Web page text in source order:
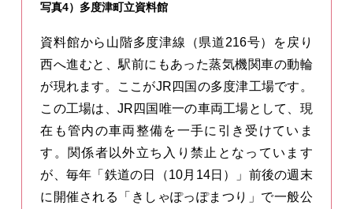
写真4）多度津町立資料館
資料館から山階多度津線（県道216号）を戻り
西へ進むと、駅前にもあった蒸気機関車の動輪
が現れます。ここがJR四国の多度津工場です。
この工場は、JR四国唯一の車両工場として、現
在も管内の車両整備を一手に引き受けていま
す。関係者以外立ち入り禁止となっています
が、毎年「鉄道の日（10月14日）」前後の週末
に開催される「きしゃぽっぽまつり」で一般公